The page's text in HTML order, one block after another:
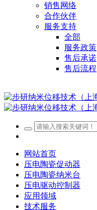
销售网络
合作伙伴
服务支持
全部
服务政策
售后承诺
售后流程
网站首页
压电陶瓷促动器
压电陶瓷纳米台
压电驱动控制器
应用领域
技术服务